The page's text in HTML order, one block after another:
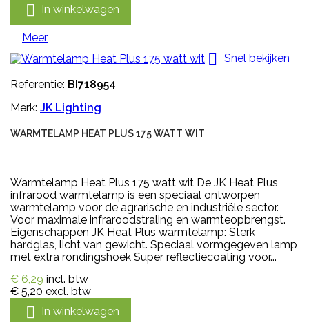
 In winkelwagen
Meer
 Snel bekijken
Referentie: BI718954
Merk: JK Lighting
WARMTELAMP HEAT PLUS 175 WATT WIT
Warmtelamp Heat Plus 175 watt wit De JK Heat Plus
infrarood warmtelamp is een speciaal ontworpen
warmtelamp voor de agrarische en industriële sector.
Voor maximale infraroodstraling en warmteopbrengst.
Eigenschappen JK Heat Plus warmtelamp: Sterk
hardglas, licht van gewicht. Speciaal vormgegeven lamp
met extra rondingshoek Super reflectiecoating voor...
€ 6,29 incl. btw
€ 5,20 excl. btw
 In winkelwagen